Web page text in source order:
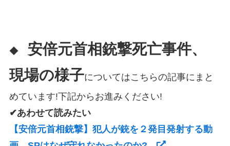
◆ 安倍元首相銃撃死亡事件、
現場の様子についてはこちらの記事にまと
めています!下記からお進みください!
✔あわせて読みたい
【安倍元首相銃撃】犯人が銃を２発目発射する動